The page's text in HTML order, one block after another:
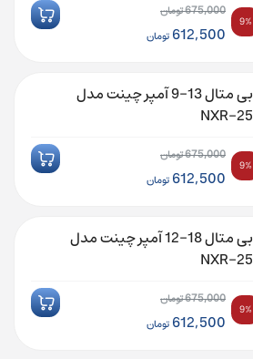
675,000تومان
قیمت
675,000 تومان
بود.
612,500 تومان
فعلی:
612,500 تومان.
9%
بی متال 13-9 آمپر چینت مدل
NXR-25
675,000تومان
قیمت
675,000 تومان
بود.
612,500 تومان
فعلی:
612,500 تومان.
9%
بی متال 18-12 آمپر چینت مدل
NXR-25
675,000تومان
قیمت
612,500 تومان
9%